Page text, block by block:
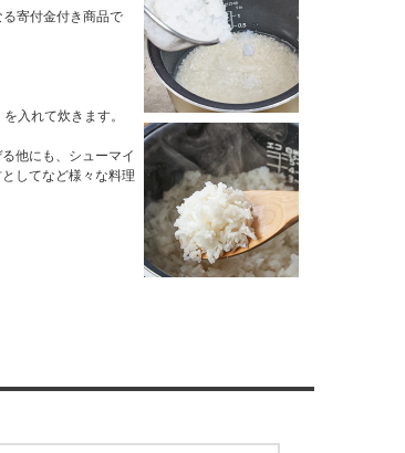
寄付金付き商品で
入れて炊きます。
他にも、シューマイ
してなど様々な料理